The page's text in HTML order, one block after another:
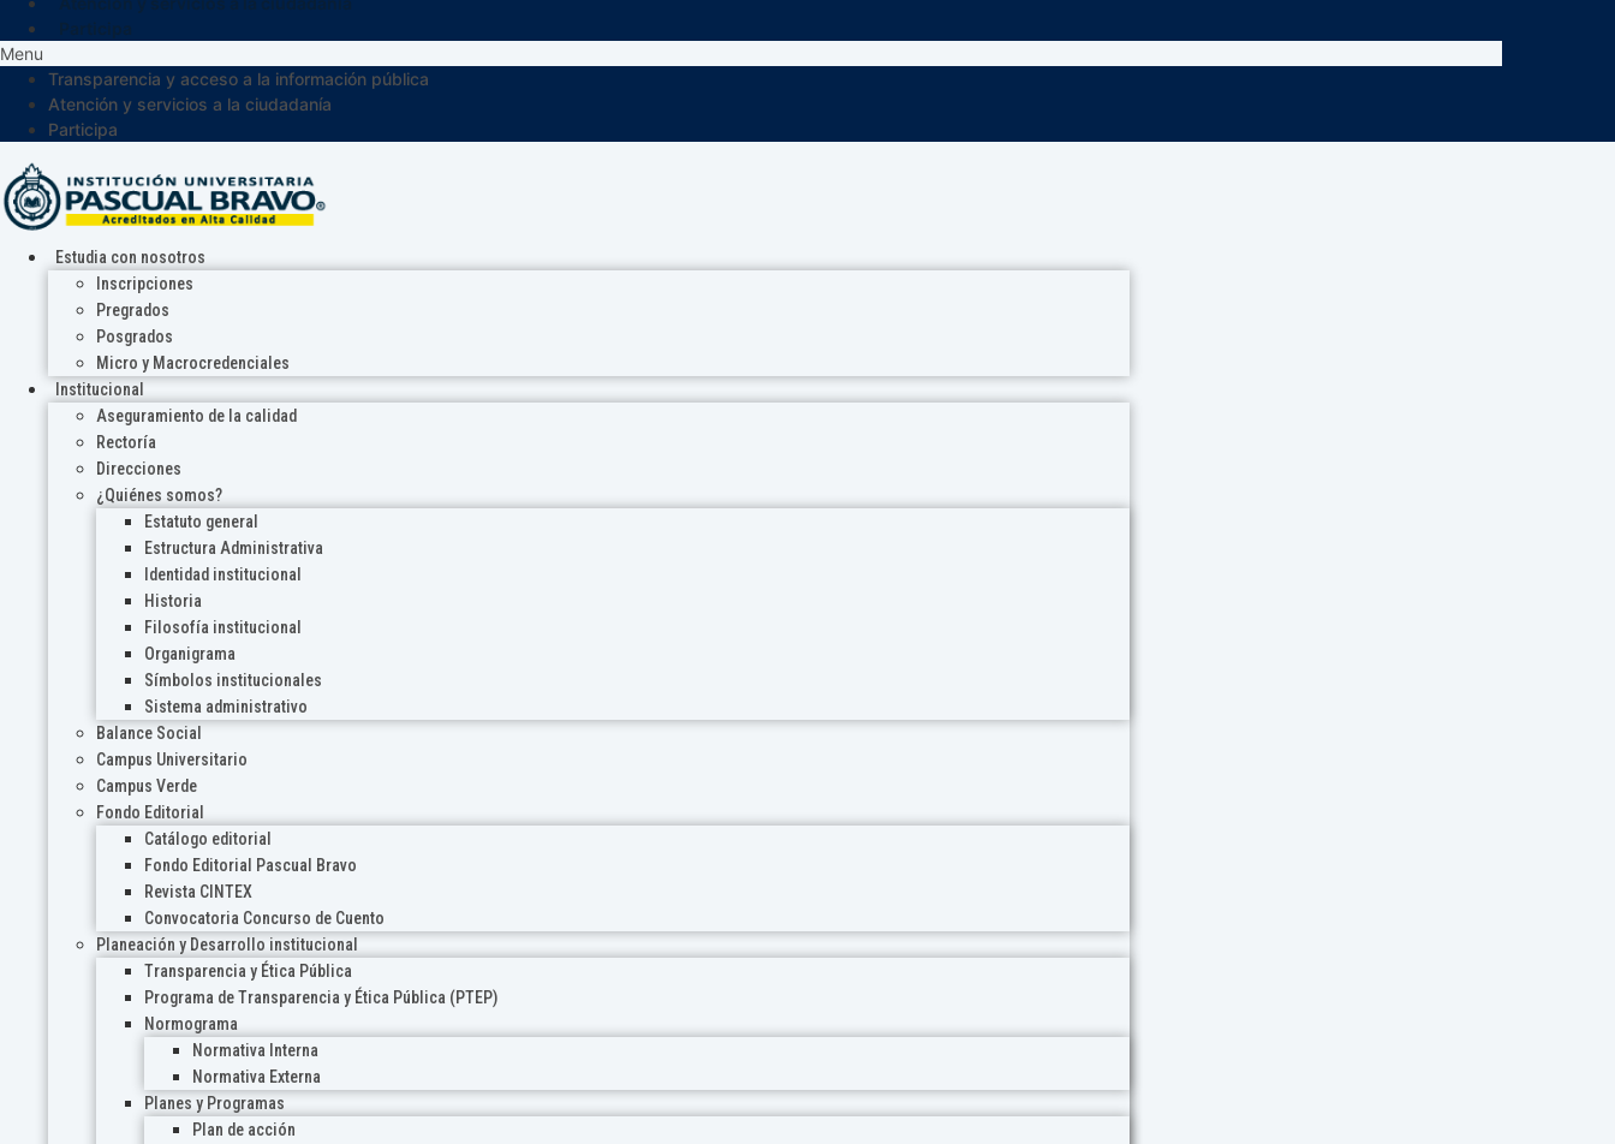
Menu
Transparencia y acceso a la información pública
Atención y servicios a la ciudadanía
Participa
Estudia con nosotros
Inscripciones
Pregrados
Posgrados
Micro y Macrocredenciales
Institucional
Aseguramiento de la calidad
Rectoría
Direcciones
¿Quiénes somos?
Estatuto general
Estructura Administrativa
Identidad institucional
Historia
Filosofía institucional
Organigrama
Símbolos institucionales
Sistema administrativo
Balance Social
Campus Universitario
Campus Verde
Fondo Editorial
Catálogo editorial
Fondo Editorial Pascual Bravo
Revista CINTEX
Convocatoria Concurso de Cuento
Planeación y Desarrollo institucional
Transparencia y Ética Pública
Programa de Transparencia y Ética Pública (PTEP)
Normograma
Normativa Interna
Normativa Externa
Planes y Programas
Plan de acción